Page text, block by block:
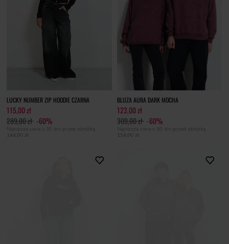
LUCKY NUMBER ZIP HOODIE CZARNA
115,00 zł
289,00 zł -60%
Najniższa cena z 30 dni przed obniżką
144,00 zł
BLUZA AURA DARK MOCHA
123,00 zł
309,00 zł -60%
Najniższa cena z 30 dni przed obniżką
154,00 zł